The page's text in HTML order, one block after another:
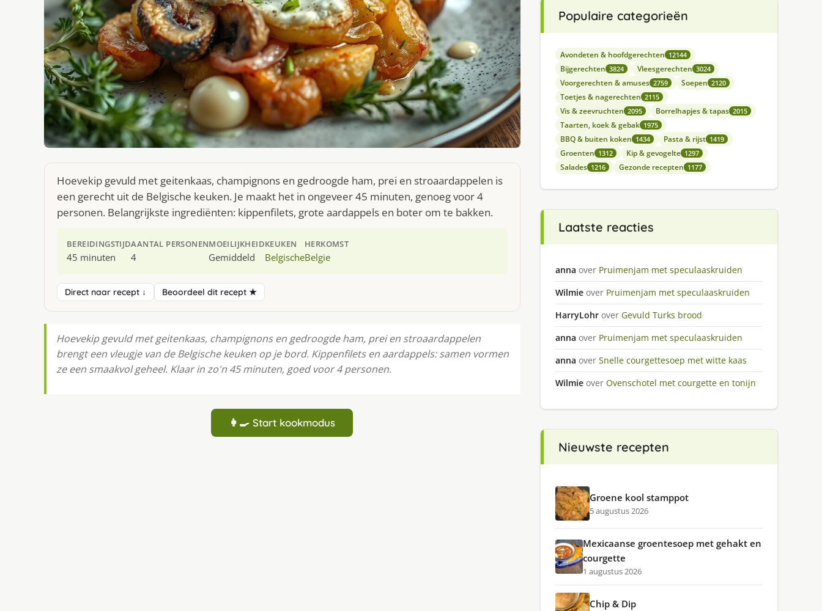
Hoevekip gevuld met geitenkaas, champignons en gedroogde ham, prei en stroaardappelen is
een gerecht uit de Belgische keuken. Je maakt het in ongeveer 45 minuten, genoeg voor 4
personen. Belangrijkste ingrediënten: kippenfilets, grote aardappels en boter om te bakken.
BEREIDINGSTIJD
45 minuten
AANTAL PERSONEN
4
MOEILIJKHEID
Gemiddeld
KEUKEN
Belgische
HERKOMST
Belgie
Direct naar recept ↓ Beoordeel dit recept ★
Hoevekip gevuld met geitenkaas, champignons en gedroogde ham, prei en stroaardappelen
brengt een vleugje van de Belgische keuken op je bord. Kippenfilets en aardappels: samen vormen
ze een smaakvol geheel. Klaar in zo'n 45 minuten, goed voor 4 personen.
👩‍🍳 Start kookmodus
Populaire categorieën
Avondeten & hoofdgerechten 12144
Bijgerechten 3824 Vleesgerechten 3024
Voorgerechten & amuses 2759 Soepen 2120
Toetjes & nagerechten 2115
Vis & zeevruchten 2095 Borrelhapjes & tapas 2015
Taarten, koek & gebak 1975
BBQ & buiten koken 1434 Pasta & rijst 1419
Groenten 1312 Kip & gevogelte 1297
Salades 1216 Gezonde recepten 1177
Laatste reacties
anna over Pruimenjam met speculaaskruiden
Wilmie over Pruimenjam met speculaaskruiden
HarryLohr over Gevuld Turks brood
anna over Pruimenjam met speculaaskruiden
anna over Snelle courgettesoep met witte kaas
Wilmie over Ovenschotel met courgette en tonijn
Nieuwste recepten
Groene kool stamppot
5 augustus 2026
Mexicaanse groentesoep met gehakt en
courgette
1 augustus 2026
Chip & Dip